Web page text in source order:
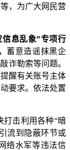
，为广大网民营
息乱象”专项行
蓄意造谣抹黑企
诈勒索等问题。
醒有关账号主体
要求。依法处置
打击利用各种“暗
流到隐蔽环节或
络水军等违法信